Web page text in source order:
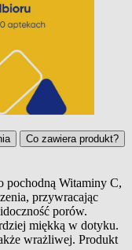
Co zawiera produkt?
pochodną Witaminy C,
przywracając
porów.
miękką w dotyku.
wrażliwej. Produkt